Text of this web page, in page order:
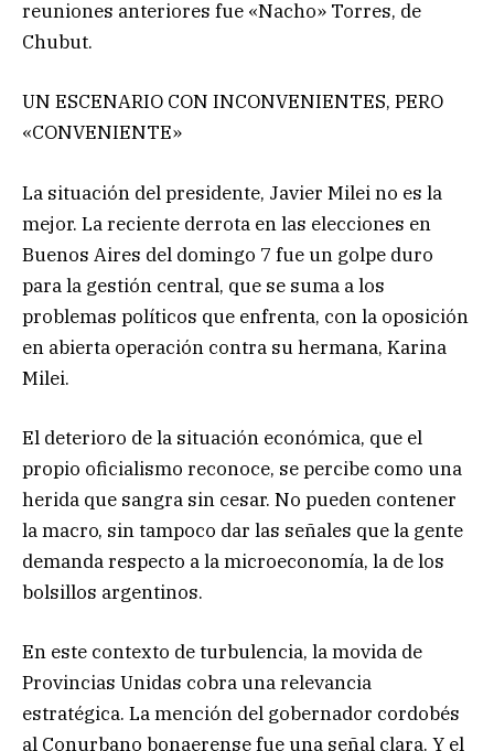
reuniones anteriores fue «Nacho» Torres, de
Chubut.
UN ESCENARIO CON INCONVENIENTES, PERO
«CONVENIENTE»
La situación del presidente, Javier Milei no es la
mejor. La reciente derrota en las elecciones en
Buenos Aires del domingo 7 fue un golpe duro
para la gestión central, que se suma a los
problemas políticos que enfrenta, con la oposición
en abierta operación contra su hermana, Karina
Milei.
El deterioro de la situación económica, que el
propio oficialismo reconoce, se percibe como una
herida que sangra sin cesar. No pueden contener
la macro, sin tampoco dar las señales que la gente
demanda respecto a la microeconomía, la de los
bolsillos argentinos.
En este contexto de turbulencia, la movida de
Provincias Unidas cobra una relevancia
estratégica. La mención del gobernador cordobés
al Conurbano bonaerense fue una señal clara. Y el